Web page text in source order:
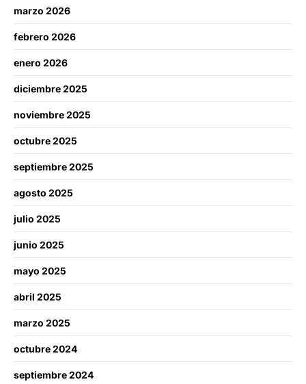
marzo 2026
febrero 2026
enero 2026
diciembre 2025
noviembre 2025
octubre 2025
septiembre 2025
agosto 2025
julio 2025
junio 2025
mayo 2025
abril 2025
marzo 2025
octubre 2024
septiembre 2024